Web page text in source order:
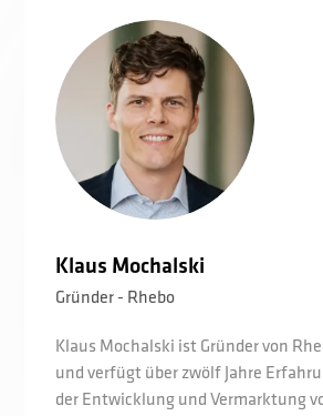
Klaus Mochalski
Gründer - Rhebo
Klaus Mochalski ist Gründer von
und verfügt über zwölf Jahre
der Entwicklung und Vermarktung